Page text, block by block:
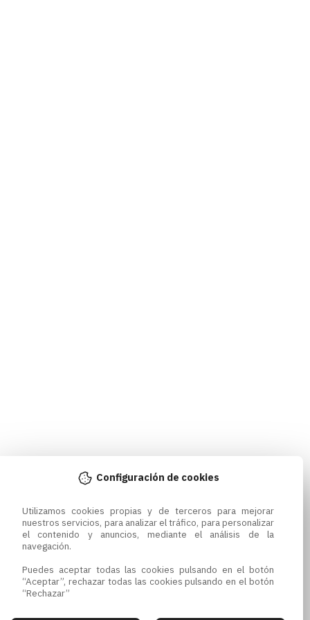
Configuración de cookies
Utilizamos cookies propias y de terceros para mejorar
nuestros servicios, para analizar el tráfico, para personalizar
el contenido y anuncios, mediante el análisis de la
navegación.
Puedes aceptar todas las cookies pulsando en el botón
“Aceptar”, rechazar todas las cookies pulsando en el botón
“Rechazar”